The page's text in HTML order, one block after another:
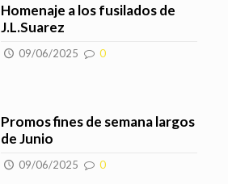
Homenaje a los fusilados de
J.L.Suarez
09/06/2025 0
Promos fines de semana largos
de Junio
09/06/2025 0